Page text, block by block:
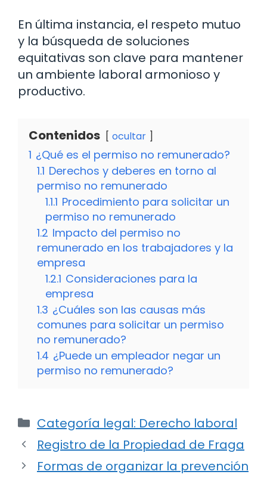
En última instancia, el respeto mutuo
y la búsqueda de soluciones
equitativas son clave para mantener
un ambiente laboral armonioso y
productivo.
Contenidos ocultar
1 ¿Qué es el permiso no remunerado?
1.1 Derechos y deberes en torno al
permiso no remunerado
1.1.1 Procedimiento para solicitar un
permiso no remunerado
1.2 Impacto del permiso no
remunerado en los trabajadores y la
empresa
1.2.1 Consideraciones para la
empresa
1.3 ¿Cuáles son las causas más
comunes para solicitar un permiso
no remunerado?
1.4 ¿Puede un empleador negar un
permiso no remunerado?
Categorías
Categoría legal: Derecho laboral
Registro de la Propiedad de Fraga
Formas de organizar la prevención